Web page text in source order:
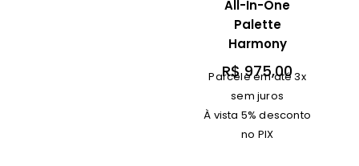
All-In-One
Palette
Harmony
R$975,00
Parcele em até 3x
sem juros
À vista 5% desconto
no PIX